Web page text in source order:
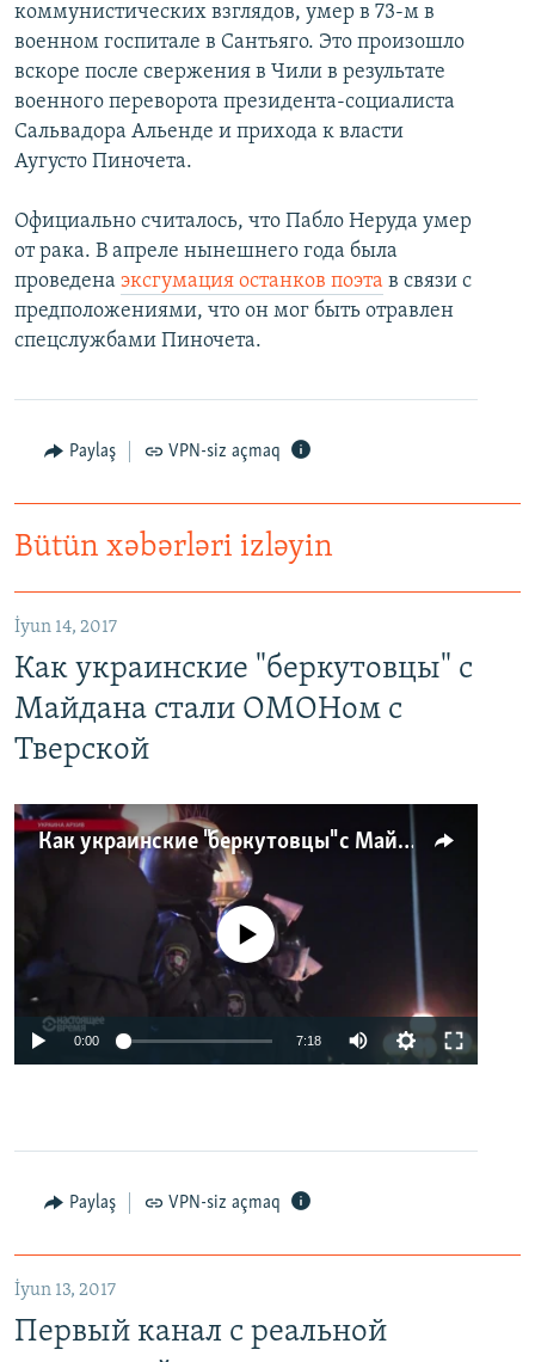
коммунистических взглядов, умер в 73-м в
военном госпитале в Сантьяго. Это произошло
вскоре после свержения в Чили в результате
военного переворота президента-социалиста
Сальвадора Альенде и прихода к власти
Аугусто Пиночета.
Официально считалось, что Пабло Неруда умер
от рака. В апреле нынешнего года была
проведена эксгумация останков поэта в связи с
предположениями, что он мог быть отравлен
спецслужбами Пиночета.
Paylaş VPN-siz açmaq
Bütün xəbərləri izləyin
İyun 14, 2017
Как украинские "беркутовцы" с
Майдана стали ОМОНом с
Тверской
Как украинские "беркутовцы" с Майдана стали ОМОНом с Тверской
No media source currently available
0:00 7:18
Paylaş VPN-siz açmaq
İyun 13, 2017
Первый канал с реальной